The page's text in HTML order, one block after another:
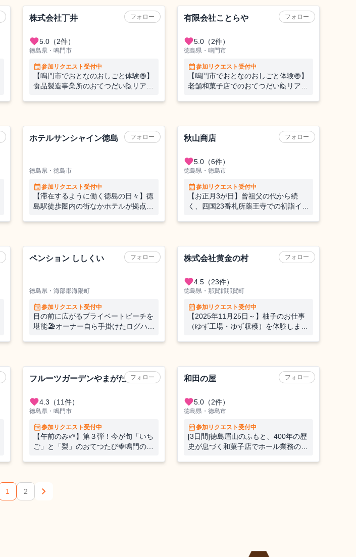
フォロー
株式会社丁井
favorite5.0 （2件）
徳島県・鳴門市
calendar_month参加リクエスト受付中
【鳴門市でおとなのおしごと体験🍥】
食品製造事業所のおてつだい🙋リアル
フォロー
有限会社ことらや
favorite5.0 （2件）
徳島県・鳴門市
calendar_month参加リクエスト受付中
【鳴門市でおとなのおしごと体験🍥】
老舗和菓子店でのおてつだい🙋リアル
フォロー
ホテルサンシャイン徳島
徳島県・徳島市
calendar_month参加リクエスト受付中
【滞在するように働く徳島の日々】徳
島駅徒歩圏内の街なかホテルが拠点。
フォロー
秋山商店
favorite5.0 （6件）
徳島県・徳島市
calendar_month参加リクエスト受付中
【お正月3が日】曾祖父の代から続
く、四国23番札所薬王寺での初詣イベ
フォロー
ペンション ししくい
徳島県・海部郡海陽町
calendar_month参加リクエスト受付中
目の前に広がるプライベートビーチを
堪能🏖オーナー自ら手掛けたログハウ
フォロー
株式会社黄金の村
favorite4.5 （23件）
徳島県・那賀郡那賀町
calendar_month参加リクエスト受付中
【2025年11月25日～】柚子のお仕事
（ゆず工場・ゆず収穫）を体験しませ
フォロー
フルーツガーデンやまがた
favorite4.3 （11件）
徳島県・鳴門市
calendar_month参加リクエスト受付中
【午前のみ🌱】第３弾！今が旬「いち
ご」と「梨」のおてつたび🍓鳴門の
フォロー
和田の屋
favorite5.0 （2件）
徳島県・徳島市
calendar_month参加リクエスト受付中
[3日間]徳島眉山のふもと、400年の歴
史が息づく和菓子店でホール業務のお
1 2 chevron_right